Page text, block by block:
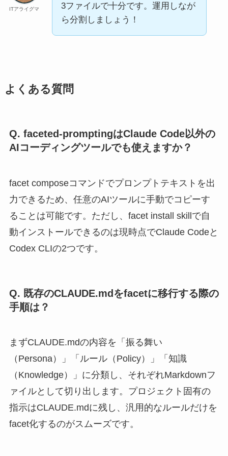
ITアライグマ
3ファイルで十分です。運用しなが
ら分割しましょう！
よくある質問
Q. faceted-promptingはClaude Code以外の
AIコーディングツールでも使えますか？
facet composeコマンドでプロンプトテキストを出
力できるため、任意のAIツールに手動でコピーす
ることは可能です。ただし、facet install skillで自
動インストールできるのは現時点でClaude Codeと
Codex CLIの2つです。
Q. 既存のCLAUDE.mdをfacetに移行する際の
手順は？
まずCLAUDE.mdの内容を「振る舞い
（Persona）」「ルール（Policy）」「知識
（Knowledge）」に分類し、それぞれMarkdownフ
ァイルとして切り出します。プロジェクト固有の
指示はCLAUDE.mdに残し、汎用的なルールだけを
facet化するのがスムーズです。